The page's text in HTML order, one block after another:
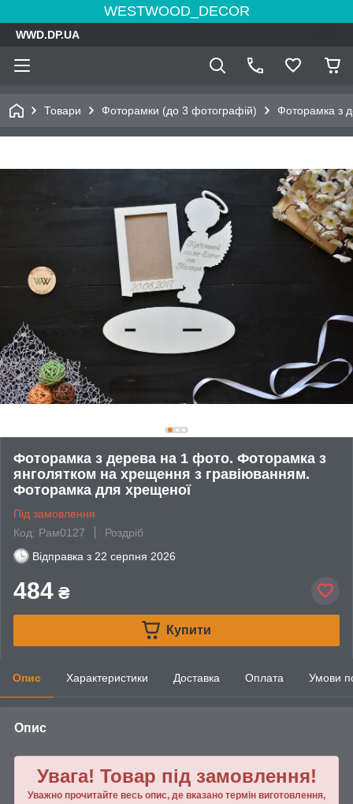
WESTWOOD_DECOR
WWD.DP.UA
Товари Фоторамки (до 3 фотографій) Фоторамка з
Фоторамка з дерева на 1 фото. Фоторамка з
янголятком на хрещення з гравіюванням.
Фоторамка для хрещеної
Під замовлення
Код: Рам0127
Роздріб
Відправка з 22 серпня 2026
484 ₴
Купити
Опис Характеристики Доставка Оплата Умови
Опис
Увага! Товар під замовлення!
Уважно прочитайте весь опис, де вказано термін виготовлення,